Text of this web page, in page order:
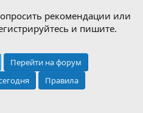
рекомендации или
и пишите.
Перейти на форум
Правила